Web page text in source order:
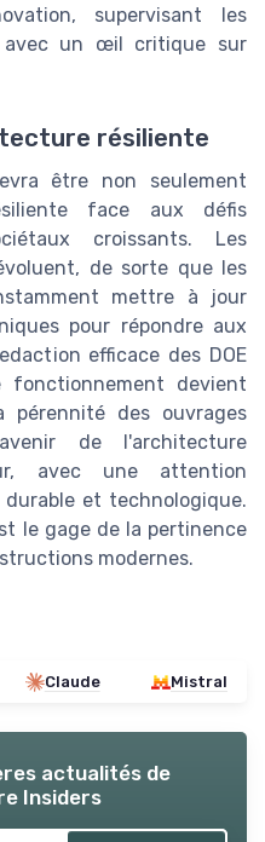
supervisant les
avec un œil critique sur
résiliente
être non seulement
face aux défis
croissants. Les
de sorte que les
mettre à jour
pour répondre aux
efficace des DOE
devient
pérennité des ouvrages
de l'architecture
avec une attention
et technologique.
le gage de la pertinence
modernes.
Claude Mistral
actualités de
Insiders